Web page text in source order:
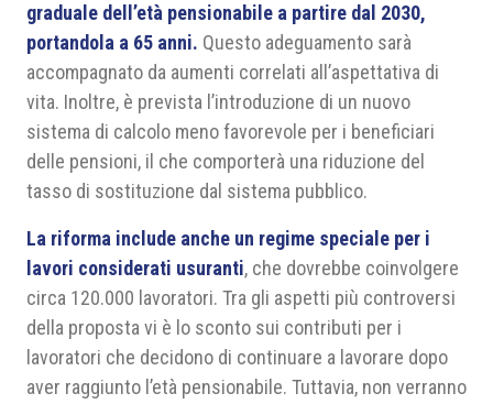
graduale dell’età pensionabile a partire dal 2030,
portandola a 65 anni. Questo adeguamento sarà
accompagnato da aumenti correlati all’aspettativa di
vita. Inoltre, è prevista l’introduzione di un nuovo
sistema di calcolo meno favorevole per i beneficiari
delle pensioni, il che comporterà una riduzione del
tasso di sostituzione dal sistema pubblico.
La riforma include anche un regime speciale per i
lavori considerati usuranti, che dovrebbe coinvolgere
circa 120.000 lavoratori. Tra gli aspetti più controversi
della proposta vi è lo sconto sui contributi per i
lavoratori che decidono di continuare a lavorare dopo
aver raggiunto l’età pensionabile. Tuttavia, non verranno